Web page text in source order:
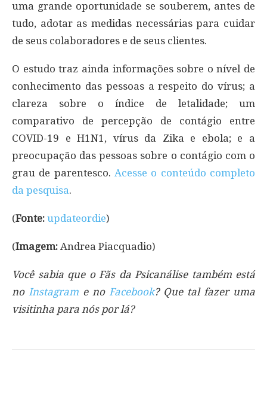
uma grande oportunidade se souberem, antes de
tudo, adotar as medidas necessárias para cuidar
de seus colaboradores e de seus clientes.
O estudo traz ainda informações sobre o nível de
conhecimento das pessoas a respeito do vírus; a
clareza sobre o índice de letalidade; um
comparativo de percepção de contágio entre
COVID-19 e H1N1, vírus da Zika e ebola; e a
preocupação das pessoas sobre o contágio com o
grau de parentesco. Acesse o conteúdo completo
da pesquisa.
(Fonte: updateordie)
(Imagem: Andrea Piacquadio)
Você sabia que o Fãs da Psicanálise também está
no Instagrame no Facebook? Que tal fazer uma
visitinha para nós por lá?